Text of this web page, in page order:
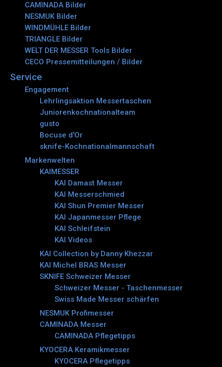
CAMINADA Bilder
NESMUK Bilder
WINDMÜHLE Bilder
TRIANGLE Bilder
WELT DER MESSER Tools Bilder
CECO Pressemitteilungen / Bilder
Service
Engagement
Lehrlingsaktion Messertaschen
Juniorenkochnationalteam
gusto
Bocuse d'Or
sknife-Kochnationalmannschaft
Markenwelten
KAIMESSER
KAI Damast Messer
KAI Messerschmied
KAI Shun Premier Messer
KAI Japanmesser Pflege
KAI Schleifstein
KAI Videos
KAI Collection by Danny Khezzar
KAI Michel BRAS Messer
SKNIFE Schweizer Messer
Schweizer Messer - Taschenmesser
Swiss Made Messer schärfen
NESMUK Profimesser
CAMINADA Messer
CAMINADA Pflegetipps
KYOCERA Keramikmesser
KYOCERA Pflegetipps